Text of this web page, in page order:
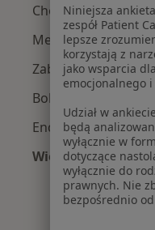
Choroby
Menopauza w
Zaburzenia
Bolesne
Endometrioza w
Więcej (15)
Więcej w
Niniejsza
zespół Patient
lepsze
korzystają z
jako wsparcia
emocjonalnego
Udział w
będą
wyłącznie w
dotyczące
wyłącznie do
prawnych. Nie
bezpośrednio